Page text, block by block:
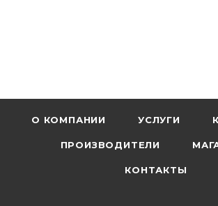
О КОМПАНИИ УСЛУГИ
ПРОИЗВОДИТЕЛИ
КОНТАКТЫ